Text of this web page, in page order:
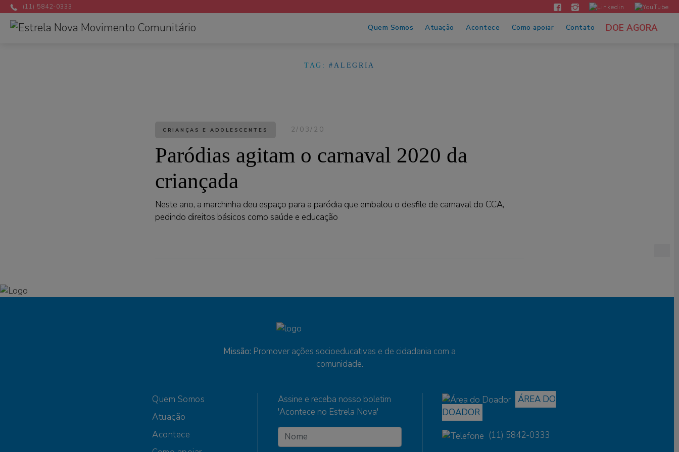
(11) 5842-0333
Quem Somos Atuação Acontece Como apoiar Contato DOE AGORA
TAG:#ALEGRIA
CRIANÇAS E ADOLESCENTES 2/03/20
Paródias agitam o carnaval 2020 da
criançada
Neste ano, a marchinha deu espaço para a paródia que embalou o desfile de carnaval do CCA,
pedindo direitos básicos como saúde e educação
Missão: Promover ações socioeducativas e de cidadania com a
comunidade.
Quem Somos
Atuação
Acontece
Assine e receba nosso boletim
'Acontece no Estrela Nova'
ÁREA DO
DOADOR
(11) 5842-0333